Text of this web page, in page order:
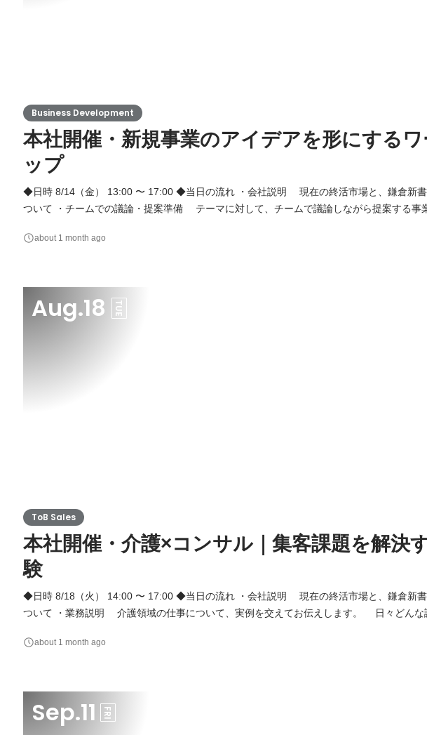
Business Development
本社開催・新規事業のアイデアを形にする
ップ
◆日時 8/14（金） 13:00 〜 17:00 ◆当日の流れ ・会社説明 現在の終活市場と、鎌倉新書の「第三創業期」に
ついて ・チームでの議論・提案準備 テーマに対して、チームで議論しながら提案する事
ク 発表後、採用担当と先輩社員から個別にフィードバックがあります。 ◆お申し込み方法 本ページより、参
about 1 month ago
Aug.18 TUE
ToB Sales
本社開催・介護×コンサル｜集客課題を解決
験
◆日時 8/18（火） 14:00 〜 17:00 ◆当日の流れ ・会社説明 現在の終活市場と、鎌倉新書の「第三創業期」に
ついて ・業務説明 介護領域の仕事について、実例を交えてお伝えします。 日々どんな
です。 社員によるフィードバックがもらえます。今後仕事をしていく上できっと大切に
about 1 month ago
Sep.11 FRI